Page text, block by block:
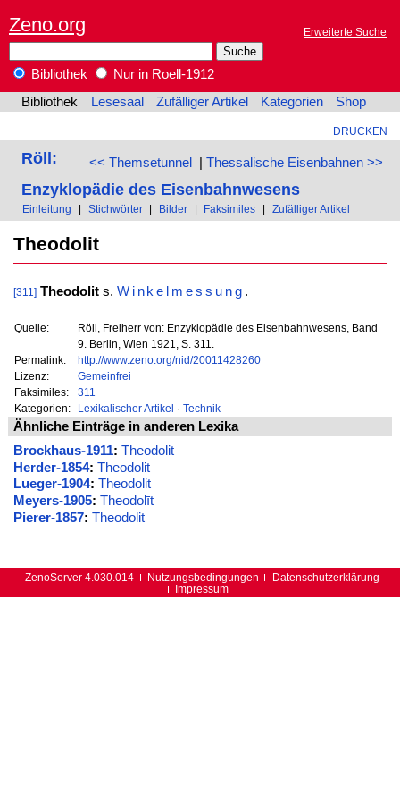
Zeno.org Erweiterte Suche
Bibliothek
Nur in Roell-1912
Bibliothek
Lesesaal Zufälliger Artikel Kategorien Shop
DRUCKEN
<< Themsetunnel| Thessalische Eisenbahnen >>
Röll:
Enzyklopädie des Eisenbahnwesens
Einleitung | Stichwörter | Bilder | Faksimiles | Zufälliger Artikel
Theodolit
[311] Theodolits. Winkelmessung .
Quelle:
Röll, Freiherr von: Enzyklopädie des Eisenbahnwesens, Band
9. Berlin, Wien 1921, S. 311.
Permalink:
http://www.zeno.org/nid/20011428260
Lizenz:
Gemeinfrei
Faksimiles:
311
Kategorien:
Lexikalischer Artikel · Technik
Ähnliche Einträge in anderen Lexika
Brockhaus-1911: Theodolit
Herder-1854: Theodolit
Lueger-1904: Theodolit
Meyers-1905: Theodolīt
Pierer-1857: Theodolit
ZenoServer 4.030.014 Nutzungsbedingungen
Datenschutzerklärung
Impressum